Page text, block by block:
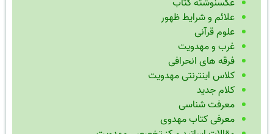
عکسنوشته کتاب
علائم و شرایط ظهور
علوم قرآنی
غرب و مهدویت
فرقه های انحرافی
کلاس اینترنتی مهدویت
کلام جدید
معرفت شناسی
معرفی کتاب مهدوی